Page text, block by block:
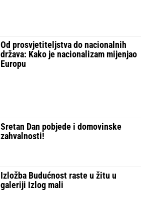
Od prosvjetiteljstva do nacionalnih
država: Kako je nacionalizam mijenjao
Europu
Sretan Dan pobjede i domovinske
zahvalnosti!
Izložba Budućnost raste u žitu u
galeriji Izlog mali